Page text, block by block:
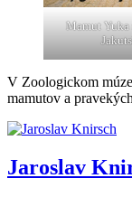
Mamut
V Zoologickom
mamutov a
Jaroslav